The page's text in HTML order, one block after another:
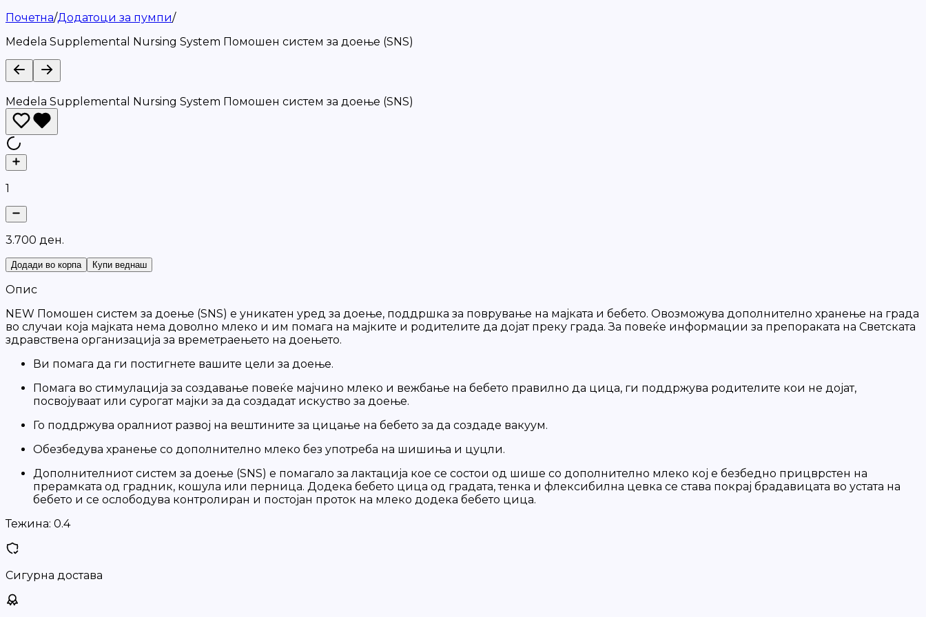
Почетна/Додатоци за пумпи/
Medela Supplemental Nursing System Помошен систем за доење (SNS)
Medela Supplemental Nursing System Помошен систем за доење (SNS)
1
3.700 ден.
Додади во корпа Купи веднаш
Опис
NEW Помошен систем за доење (SNS) е уникатен уред за доење, поддршка за поврување на мајката и бебето. Овозможува дополнително хранење на града
во случаи која мајката нема доволно млеко и им помага на мајките и родителите да дојат преку града. За повеќе информации за препораката на Светската
здравствена организација за времетраењето на доењето.
Ви помага да ги постигнете вашите цели за доење.
Помага во стимулација за создавање повеќе мајчино млеко и вежбање на бебето правилно да цица, ги поддржува родителите кои не дојат,
посвојуваат или сурогат мајки за да создадат искуство за доење.
Го поддржува оралниот развој на вештините за цицање на бебето за да создаде вакуум.
Обезбедува хранење со дополнително млеко без употреба на шишиња и цуцли.
Дополнителниот систем за доење (SNS) е помагало за лактација кое се состои од шише со дополнително млеко кој е безбедно прицврстен на
прерамката од градник, кошула или перница. Додека бебето цица од градата, тенка и флексибилна цевка се става покрај брадавицата во устата на
бебето и се ослободува контролиран и постојан проток на млеко додека бебето цица.
Тежина: 0.4
Сигурна достава